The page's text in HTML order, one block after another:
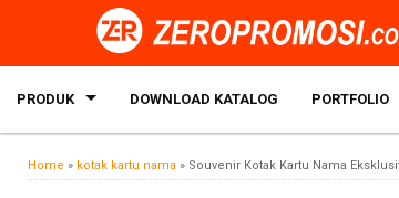
PRODUK DOWNLOAD KATALOG PORTFOLIO
Home » kotak kartu nama » Souvenir Kotak Kartu Nama